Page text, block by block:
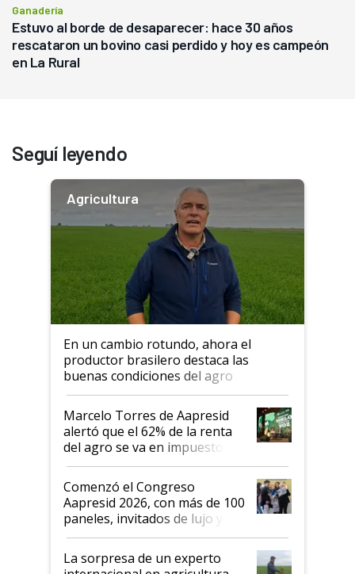
Ganadería
Estuvo al borde de desaparecer: hace 30 años
rescataron un bovino casi perdido y hoy es campeón
en La Rural
Seguí leyendo
Agricultura
En un cambio rotundo, ahora el
productor brasilero destaca las
buenas condiciones del agro
argentino para invertir: "Los veo
más motivados"
Marcelo Torres de Aapresid
alertó que el 62% de la renta
del agro se va en impuestos:
"No es bueno que en
Argentina se sigan discutiendo
las mismas cosas de hace 50
años"
Comenzó el Congreso
Aapresid 2026, con más de 100
paneles, invitados de lujo y
todas las tendencias
La sorpresa de un experto